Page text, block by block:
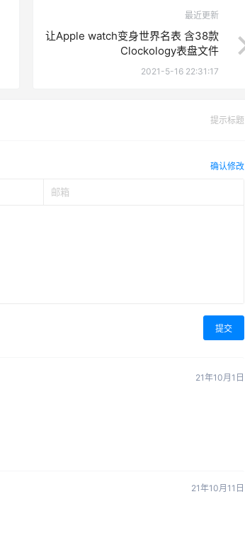
最近更新
让Apple watch变身世界名表 含38款
Clockology表盘文件
2021-5-16 22:31:17
提示标题
确认修改
提交
21年10月1日
21年10月11日